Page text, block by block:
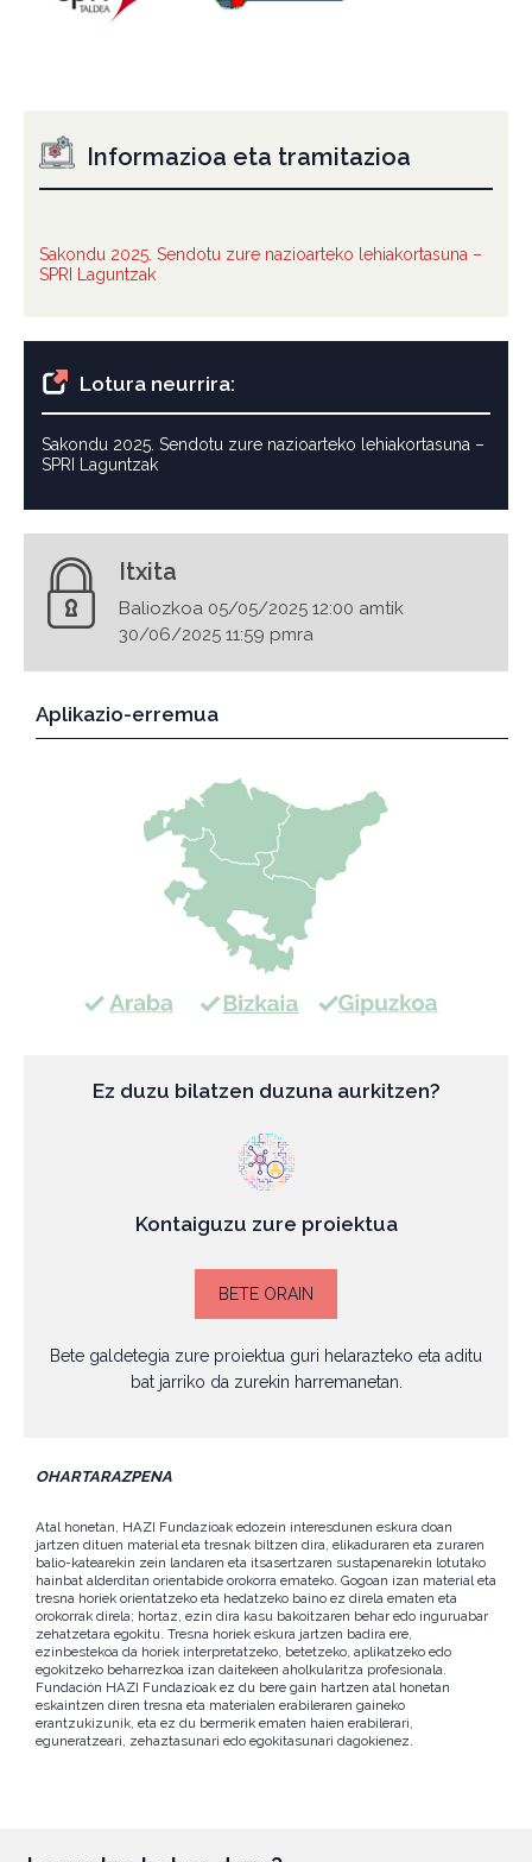
Informazioa eta tramitazioa
Sakondu 2025. Sendotu zure nazioarteko lehiakortasuna –
SPRI Laguntzak
Lotura neurrira:
Sakondu 2025. Sendotu zure nazioarteko lehiakortasuna –
SPRI Laguntzak
Itxita
Baliozkoa 05/05/2025 12:00 amtik
30/06/2025 11:59 pmra
Aplikazio-erremua
Ez duzu bilatzen duzuna aurkitzen?
Kontaiguzu zure proiektua
BETE ORAIN
Bete galdetegia zure proiektua guri helarazteko eta aditu
bat jarriko da zurekin harremanetan.
OHARTARAZPENA
Atal honetan, HAZI Fundazioak edozein interesdunen eskura doan
jartzen dituen material eta tresnak biltzen dira, elikaduraren eta zuraren
balio-katearekin zein landaren eta itsasertzaren sustapenarekin lotutako
hainbat alderditan orientabide orokorra emateko. Gogoan izan material eta
tresna horiek orientatzeko eta hedatzeko baino ez direla ematen eta
orokorrak direla; hortaz, ezin dira kasu bakoitzaren behar edo inguruabar
zehatzetara egokitu. Tresna horiek eskura jartzen badira ere,
ezinbestekoa da horiek interpretatzeko, betetzeko, aplikatzeko edo
egokitzeko beharrezkoa izan daitekeen aholkularitza profesionala.
Fundación HAZI Fundazioak ez du bere gain hartzen atal honetan
eskaintzen diren tresna eta materialen erabileraren gaineko
erantzukizunik, eta ez du bermerik ematen haien erabilerari,
eguneratzeari, zehaztasunari edo egokitasunari dagokienez.